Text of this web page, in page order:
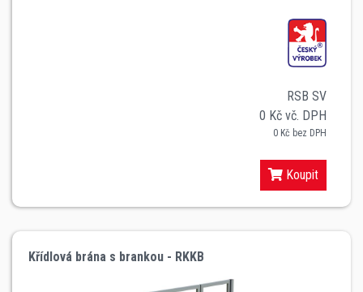
RSB SV
0 Kč vč. DPH
0 Kč bez DPH
Koupit
Křídlová brána s brankou - RKKB